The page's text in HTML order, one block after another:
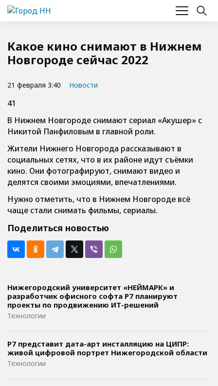
Какое кино снимают в Нижнем
Новгороде сейчас 2022
21 февраля 3:40 Новости
41
В Нижнем Новгороде снимают сериал «Акушер» с
Никитой Панфиловым в главной роли.
Жители Нижнего Новгорода рассказывают в
социальных сетях, что в их районе идут съёмки
кино. Они фотографируют, снимают видео и
делятся своими эмоциями, впечатлениями.
Нужно отметить, что в Нижнем Новгороде всё
чаще стали снимать фильмы, сериалы.
Поделиться новостью
Нижегородский университет «НЕЙМАРК» и
разработчик офисного софта P7 планируют
проекты по продвижению ИТ-решений
Технологии
Р7 представит дата-арт инсталляцию на ЦИПР:
живой цифровой портрет Нижегородской области
Технологии